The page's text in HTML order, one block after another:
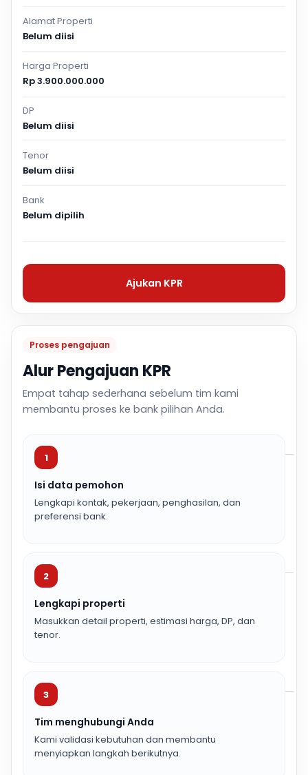
Proses pengajuan
Alur Pengajuan KPR
Empat tahap sederhana sebelum tim kami
membantu proses ke bank pilihan Anda.
1
Isi data pemohon
Lengkapi kontak, pekerjaan, penghasilan, dan
preferensi bank.
2
Lengkapi properti
Masukkan detail properti, estimasi harga, DP, dan
tenor.
3
Tim menghubungi Anda
Kami validasi kebutuhan dan membantu
menyiapkan langkah berikutnya.
Alamat Properti
Belum diisi
Harga Properti
Rp 3.900.000.000
DP
Belum diisi
Tenor
Belum diisi
Bank
Belum dipilih
Ajukan KPR